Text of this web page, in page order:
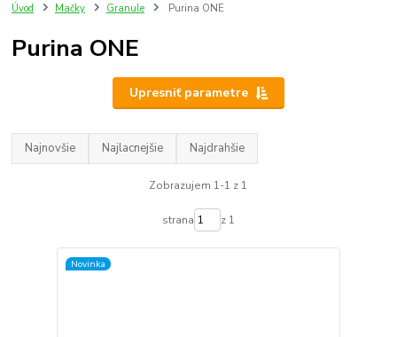
Úvod Mačky Granule Purina ONE
Purina ONE
Upresniť parametre
Najnovšie Najlacnejšie Najdrahšie
Zobrazujem 1-1 z 1
strana z 1
Novinka